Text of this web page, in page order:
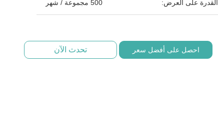
القدرة على العرض: 500 مجموعة / شهر
احصل على أفضل سعر تحدث الآن